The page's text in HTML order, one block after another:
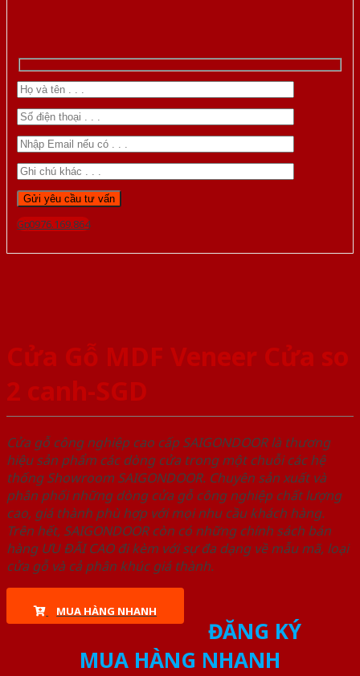
Gọi 0976.169.864
Cửa Gỗ MDF Veneer Cửa so
2 canh-SGD
Cửa gỗ công nghiệp cao cấp SAIGONDOOR là thương
hiệu sản phẩm các dòng cửa trong một chuỗi các hệ
thống Showroom SAIGONDOOR. Chuyên sản xuất và
phân phối những dòng cửa gỗ công nghiệp chất lượng
cao, giá thành phù hợp với mọi nhu cầu khách hàng.
Trên hết, SAIGONDOOR còn có những chính sách bán
hàng ƯU ĐÃI CAO đi kèm với sự đa dạng về mẫu mã, loại
cửa gỗ và cả phân khúc giá thành.
MUA HÀNG NHANH
ĐĂNG KÝ
MUA HÀNG NHANH